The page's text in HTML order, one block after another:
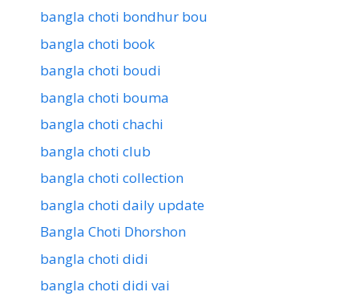
bangla choti bondhur bou
bangla choti book
bangla choti boudi
bangla choti bouma
bangla choti chachi
bangla choti club
bangla choti collection
bangla choti daily update
Bangla Choti Dhorshon
bangla choti didi
bangla choti didi vai